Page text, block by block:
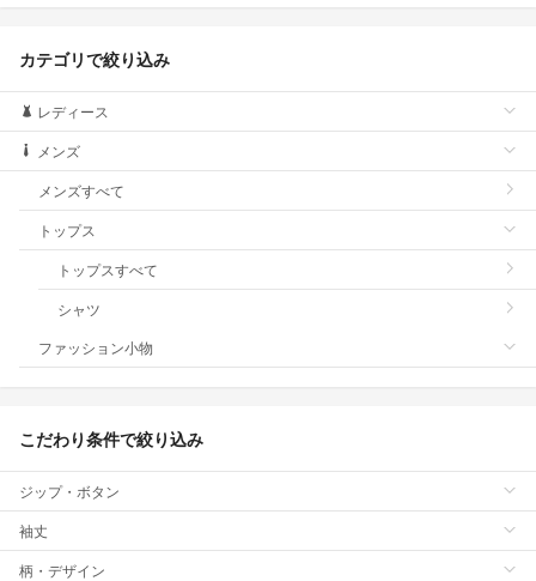
カテゴリで絞り込み
レディース
メンズ
メンズすべて
トップス
トップスすべて
シャツ
ファッション小物
こだわり条件で絞り込み
ジップ・ボタン
袖丈
柄・デザイン